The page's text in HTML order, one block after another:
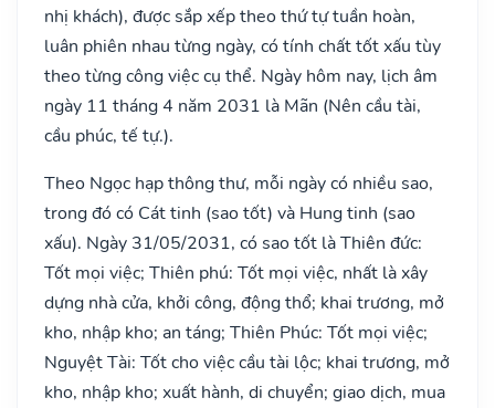
nhị khách), được sắp xếp theo thứ tự tuần hoàn,
luân phiên nhau từng ngày, có tính chất tốt xấu tùy
theo từng công việc cụ thể. Ngày hôm nay, lịch âm
ngày 11 tháng 4 năm 2031 là Mãn (Nên cầu tài,
cầu phúc, tế tự.).
Theo Ngọc hạp thông thư, mỗi ngày có nhiều sao,
trong đó có Cát tinh (sao tốt) và Hung tinh (sao
xấu). Ngày 31/05/2031, có sao tốt là Thiên đức:
Tốt mọi việc; Thiên phú: Tốt mọi việc, nhất là xây
dựng nhà cửa, khởi công, động thổ; khai trương, mở
kho, nhập kho; an táng; Thiên Phúc: Tốt mọi việc;
Nguyệt Tài: Tốt cho việc cầu tài lộc; khai trương, mở
kho, nhập kho; xuất hành, di chuyển; giao dịch, mua